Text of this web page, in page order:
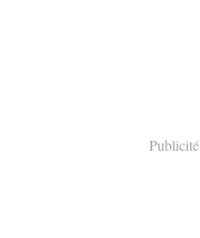
Publicité